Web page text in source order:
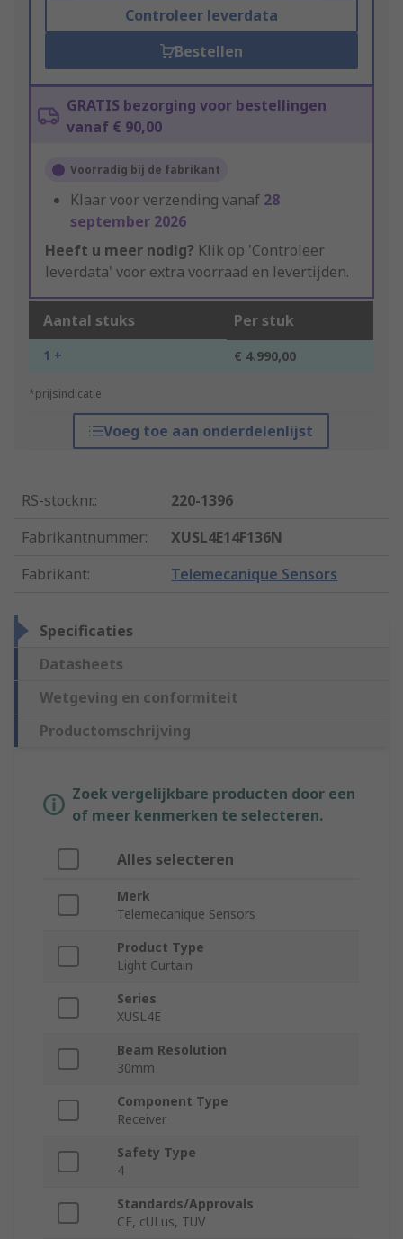
Controleer leverdata
Bestellen
GRATIS bezorging voor bestellingen
vanaf € 90,00
Voorradig bij de fabrikant
Klaar voor verzending vanaf 28
september 2026
Heeft u meer nodig? Klik op 'Controleer
leverdata' voor extra voorraad en levertijden.
Aantal stuks Per stuk
1 + € 4.990,00
*prijsindicatie
Voeg toe aan onderdelenlijst
RS-stocknr.:
220-1396
Fabrikantnummer:
XUSL4E14F136N
Fabrikant: Telemecanique Sensors
Specificaties
Datasheets
Wetgeving en conformiteit
Productomschrijving
Zoek vergelijkbare producten door een
of meer kenmerken te selecteren.
Alles selecteren
Merk
Telemecanique Sensors
Product Type
Light Curtain
Series
XUSL4E
Beam Resolution
30mm
Component Type
Receiver
Safety Type
4
Standards/Approvals
CE, cULus, TUV